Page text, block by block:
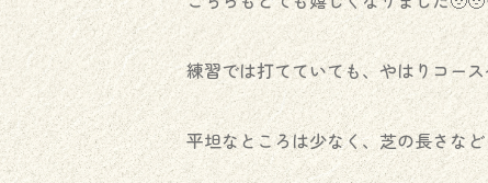
練習では打てていても、やはりコー
平坦なところは少なく、芝の長さな